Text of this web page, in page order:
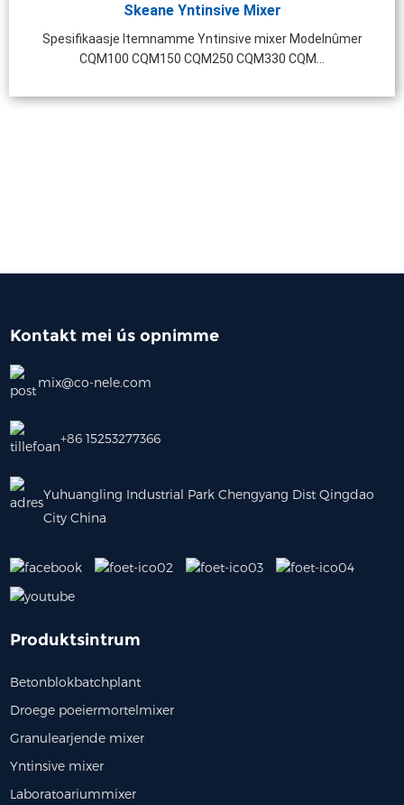
Skeane Yntinsive Mixer
Spesifikaasje Itemnamme Yntinsive mixer Modelnûmer
CQM100 CQM150 CQM250 CQM330 CQM...
Kontakt mei ús opnimme
mix@co-nele.com
+86 15253277366
Yuhuangling Industrial Park Chengyang Dist Qingdao
City China
Produktsintrum
Betonblokbatchplant
Droege poeiermortelmixer
Granulearjende mixer
Yntinsive mixer
Laboratoariummixer